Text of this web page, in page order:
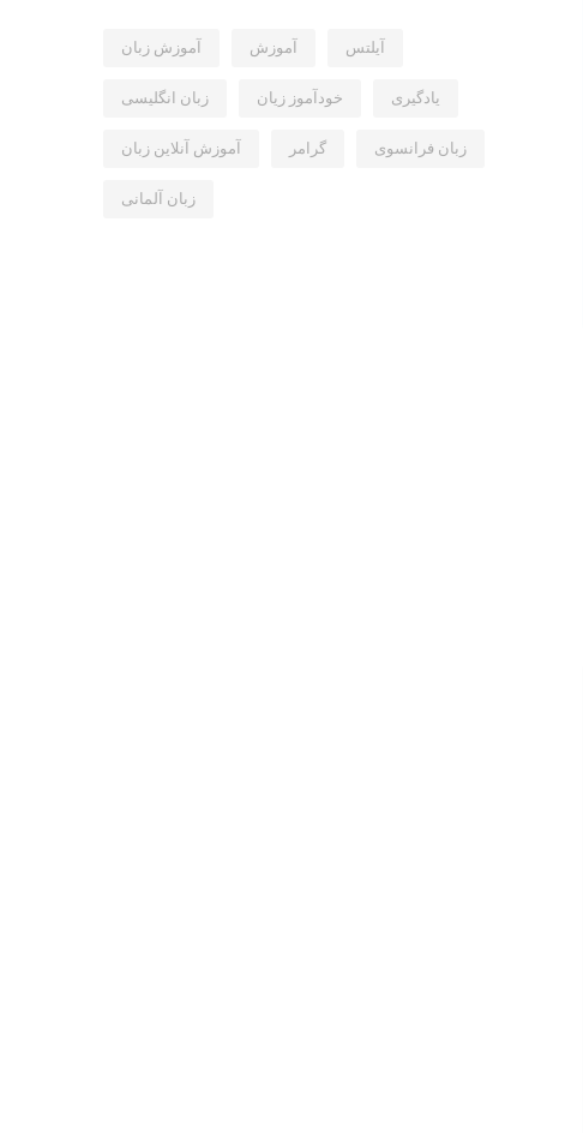
آموزش زبان آموزش آیلتس
زبان انگلیسی خودآموز زیان یادگیری
آموزش آنلاین زبان گرامر زبان فرانسوی
زبان آلمانی